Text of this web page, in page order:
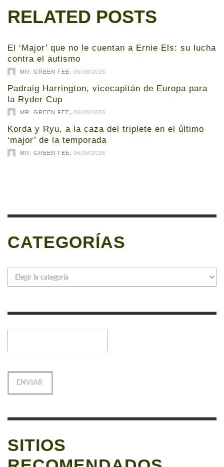
RELATED POSTS
El ‘Major’ que no le cuentan a Ernie Els: su lucha
contra el autismo
MR. GREEN FEE 06/08/2026
Padraig Harrington, vicecapitán de Europa para
la Ryder Cup
MR. GREEN FEE 06/08/2026
Korda y Ryu, a la caza del triplete en el último
‘major’ de la temporada
MR. GREEN FEE 06/08/2026
CATEGORÍAS
SITIOS